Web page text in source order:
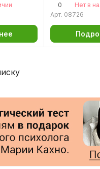
0
Нет в
Арт. 08726